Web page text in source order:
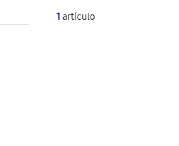
1artículo